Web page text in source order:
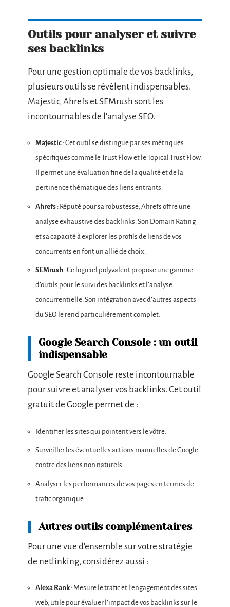
Outils pour analyser et suivre
ses backlinks
Pour une gestion optimale de vos backlinks,
plusieurs outils se révèlent indispensables.
Majestic, Ahrefs et SEMrush sont les
incontournables de l’analyse SEO.
Majestic : Cet outil se distingue par ses métriques
spécifiques comme le Trust Flow et le Topical Trust Flow.
Il permet une évaluation fine de la qualité et de la
pertinence thématique des liens entrants.
Ahrefs : Réputé pour sa robustesse, Ahrefs offre une
analyse exhaustive des backlinks. Son Domain Rating
et sa capacité à explorer les profils de liens de vos
concurrents en font un allié de choix.
SEMrush : Ce logiciel polyvalent propose une gamme
d’outils pour le suivi des backlinks et l’analyse
concurrentielle. Son intégration avec d’autres aspects
du SEO le rend particulièrement complet.
Google Search Console : un outil
indispensable
Google Search Console reste incontournable
pour suivre et analyser vos backlinks. Cet outil
gratuit de Google permet de :
Identifier les sites qui pointent vers le vôtre.
Surveiller les éventuelles actions manuelles de Google
contre des liens non naturels.
Analyser les performances de vos pages en termes de
trafic organique.
Autres outils complémentaires
Pour une vue d’ensemble sur votre stratégie
de netlinking, considérez aussi :
Alexa Rank: Mesure le trafic et l’engagement des sites
web, utile pour évaluer l’impact de vos backlinks sur le